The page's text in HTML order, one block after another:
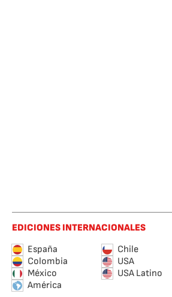
EDICIONES INTERNACIONALES
España
Chile
Colombia
USA
México
USA Latino
América